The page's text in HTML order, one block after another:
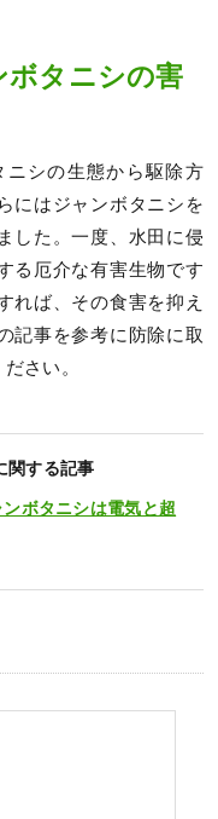
ボタニシの害
シの生態から駆除方
にはジャンボタニシを
した。一度、水田に侵
る厄介な有害生物です
れば、その食害を抑え
記事を参考に防除に取
さい。
関する記事
ボタニシは電気と超